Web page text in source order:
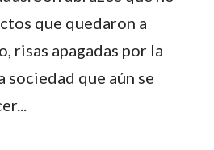
que quedaron a
risas apagadas por la
sociedad que aún se